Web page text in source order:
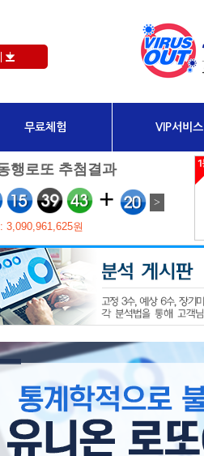
무료체험 VIP서비스